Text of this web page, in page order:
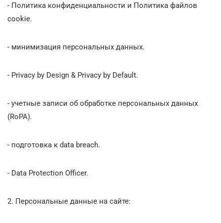
- Политика конфиденциальности и Политика файлов
cookie.
- минимизация персональных данных.
- Privacy by Design & Privacy by Default.
- учетные записи об обработке персональных данных
(RoPA).
- подготовка к data breach.
- Data Protection Officer.
2. Персональные данные на сайте: